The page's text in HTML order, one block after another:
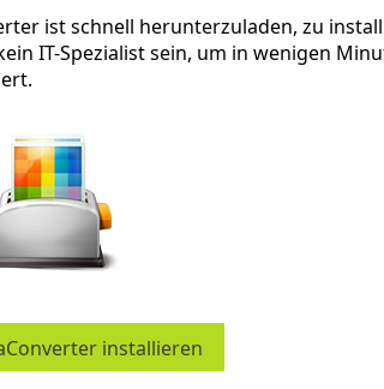
ist schnell herunterzuladen, zu
IT-Spezialist sein, um in wenigen
installieren